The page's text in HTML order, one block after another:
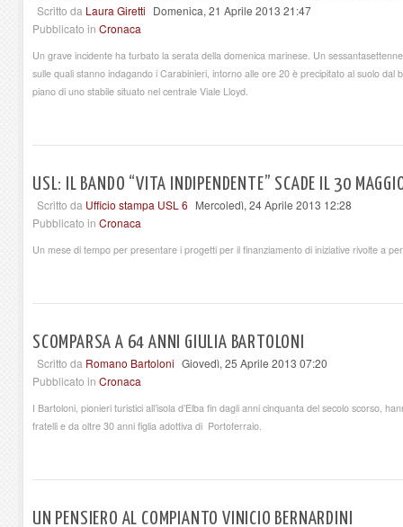
Scritto da Laura Giretti Domenica, 21 Aprile 2013 21:47
Pubblicato in Cronaca
Un grave incidente ha turbato la serata della domenica marinese. Un
sulle quali stanno indagando i Carabinieri, intorno alle ore 20 è precipitato al suolo dal
piano di uno stabile situato nel centrale Viale Lloyd.
USL: IL BANDO “VITA INDIPENDENTE” SCADE IL 30
Scritto da Ufficio stampa USL 6 Mercoledì, 24 Aprile 2013 12:28
Pubblicato in Cronaca
Un mese di tempo per presentare i progetti per il finanziamento di iniziative rivolte a
SCOMPARSA A 64 ANNI GIULIA BARTOLONI
Scritto da Romano Bartoloni Giovedì, 25 Aprile 2013 07:20
Pubblicato in Cronaca
I Bartoloni, pionieri turistici all’isola d’Elba fin dagli anni cinquanta del secolo scorso,
fratelli e da oltre 30 anni figlia adottiva di Portoferraio.
UN PENSIERO AL COMPIANTO VINICIO BERNARDINI